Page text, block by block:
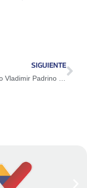
SIGUIENTE
Designado Vladimir Padrino como nuevo Ministro para la Agricultura Productiva y Tierras